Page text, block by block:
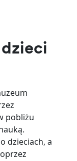
pobliżu
dzieciach, a